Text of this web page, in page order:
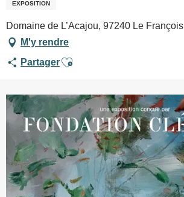
EXPOSITION
Domaine de L’Acajou, 97240 Le François
M'y rendre
PartagerAjouter aux favoris